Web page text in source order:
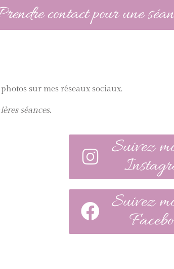
contact pour une
sur mes réseaux sociaux.
séances.
Suivez
Suivez